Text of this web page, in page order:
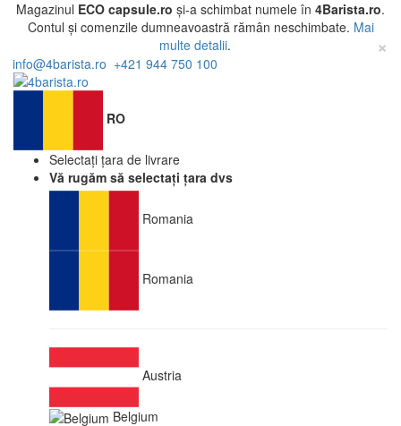
Magazinul ECO capsule.ro și-a schimbat numele în 4Barista.ro.
Contul și comenzile dumneavoastră rămân neschimbate. Mai
multe detalii. ×
info@4barista.ro +421 944 750 100
RO
Selectați țara de livrare
Vă rugăm să selectați țara dvs
Romania
Romania
Austria
Belgium